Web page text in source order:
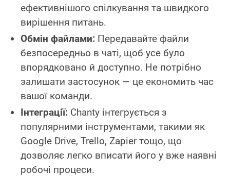
ефективнішого спілкування та швидкого
вирішення питань.
Обмін файлами: Передавайте файли
безпосередньо в чаті, щоб усе було
впорядковано й доступно. Не потрібно
залишати застосунок — це економить час
вашої команди.
Інтеграції: Chanty інтегрується з
популярними інструментами, такими як
Google Drive, Trello, Zapier тощо, що
дозволяє легко вписати його у вже наявні
робочі процеси.